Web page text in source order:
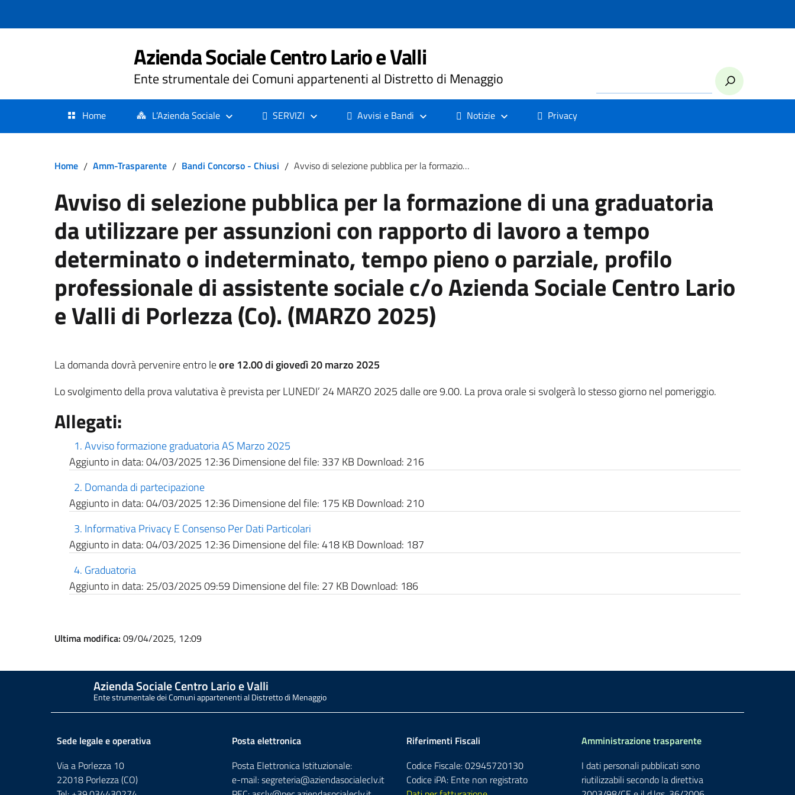
Azienda Sociale Centro Lario e Valli
Ente strumentale dei Comuni appartenenti al Distretto di Menaggio
Home L’Azienda Sociale SERVIZI Avvisi e Bandi Notizie Privacy
Home / Amm-Trasparente / Bandi Concorso - Chiusi / Avviso di selezione pubblica per la formazione di una graduatoria da utilizzare per assunzioni con rapporto di lavoro a tempo determinato o indeterminato, tempo pieno o parziale, profilo professionale di assistente sociale c/o Azienda Sociale Centro Lario e Valli di Porlezza (Co). (MARZO 2025)
Avviso di selezione pubblica per la formazione di una graduatoria
da utilizzare per assunzioni con rapporto di lavoro a tempo
determinato o indeterminato, tempo pieno o parziale, profilo
professionale di assistente sociale c/o Azienda Sociale Centro Lario
e Valli di Porlezza (Co). (MARZO 2025)
La domanda dovrà pervenire entro leore 12.00 di giovedì 20 marzo 2025
Lo svolgimento della prova valutativa è prevista per LUNEDI’ 24 MARZO 2025 dalle ore 9.00. La prova orale si svolgerà lo stesso giorno nel pomeriggio.
Allegati:
1. Avviso formazione graduatoria AS Marzo 2025
Aggiunto in data:04/03/2025 12:36Dimensione del file: 337 KB Download: 216
2. Domanda di partecipazione
Aggiunto in data:04/03/2025 12:36Dimensione del file: 175 KB Download: 210
3. Informativa Privacy E Consenso Per Dati Particolari
Aggiunto in data:04/03/2025 12:36Dimensione del file:418 KB Download: 187
4. Graduatoria
Aggiunto in data: 25/03/2025 09:59 Dimensione del file: 27 KB Download: 186
Ultima modifica: 09/04/2025, 12:09
Azienda Sociale Centro Lario e Valli
Ente strumentale dei Comuni appartenenti al Distretto di Menaggio
Sede legale e operativa
Via a Porlezza 10
22018 Porlezza (CO)
Posta elettronica
Posta Elettronica Istituzionale:
e-mail:segreteria@aziendasocialeclv.it
Riferimenti Fiscali
Codice Fiscale: 02945720130
Codice iPA: Ente non registrato
Amministrazione trasparente
I dati personali pubblicati sono
riutilizzabili secondo la direttiva